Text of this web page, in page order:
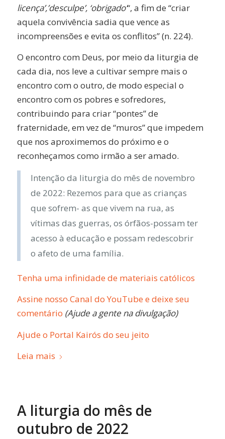
licença’,’desculpe’, ‘obrigado’“, a fim de “criar
aquela convivência sadia que vence as
incompreensões e evita os conflitos” (n. 224).
O encontro com Deus, por meio da liturgia de
cada dia, nos leve a cultivar sempre mais o
encontro com o outro, de modo especial o
encontro com os pobres e sofredores,
contribuindo para criar “pontes” de
fraternidade, em vez de “muros” que impedem
que nos aproximemos do próximo e o
reconheçamos como irmão a ser amado.
Intenção da liturgia do mês de novembro
de 2022: Rezemos para que as crianças
que sofrem- as que vivem na rua, as
vítimas das guerras, os órfãos-possam ter
acesso à educação e possam redescobrir
o afeto de uma família.
Tenha uma infinidade de materiais católicos
Assine nosso Canal do YouTube e deixe seu
comentário (Ajude a gente na divulgação)
Ajude o Portal Kairós do seu jeito
Leia mais
A liturgia do mês de
outubro de 2022